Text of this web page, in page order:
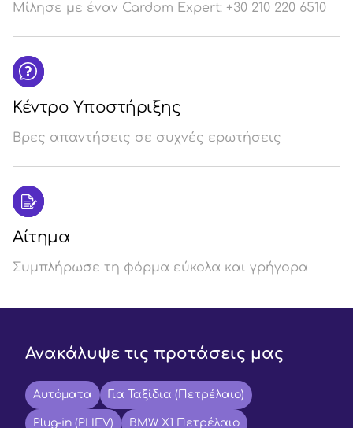
Μίλησε με έναν Cardom Expert: +30 210 220 6510
Κέντρο Υποστήριξης
Βρες απαντήσεις σε συχνές ερωτήσεις
Αίτημα
Συμπλήρωσε τη φόρμα εύκολα και γρήγορα
Ανακάλυψε τις προτάσεις μας
Αυτόματα Για Ταξίδια (Πετρέλαιο)
Plug-in (PHEV) BMW X1 Πετρέλαιο